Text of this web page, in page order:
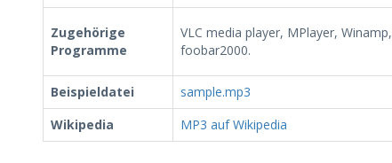
Zugehörige
Programme
VLC media player, MPlayer, Winamp,
foobar2000.
Beispieldatei
sample.mp3
Wikipedia
MP3 auf Wikipedia